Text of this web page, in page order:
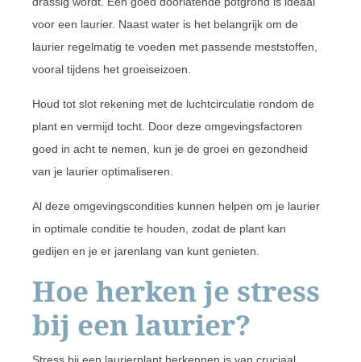
voor een laurier. Naast water is het belangrijk om de
laurier regelmatig te voeden met passende meststoffen,
vooral tijdens het groeiseizoen.
Houd tot slot rekening met de luchtcirculatie rondom de
plant en vermijd tocht. Door deze omgevingsfactoren
goed in acht te nemen, kun je de groei en gezondheid
van je laurier optimaliseren.
Al deze omgevingscondities kunnen helpen om je laurier
in optimale conditie te houden, zodat de plant kan
gedijen en je er jarenlang van kunt genieten.
Hoe herken je stress
bij een laurier?
Stress bij een laurierplant herkennen is van cruciaal